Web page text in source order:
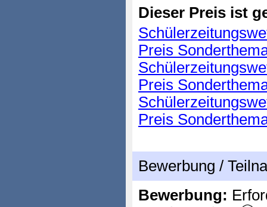
Dieser Preis ist
Preis
Preis
Preis
Bewerbung /
Bewerbung: